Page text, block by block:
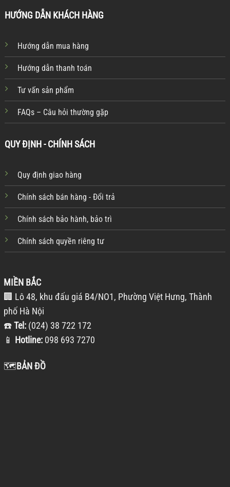
HƯỚNG DẪN KHÁCH HÀNG
Hướng dẫn mua hàng
Hướng dẫn thanh toán
Tư vấn sản phẩm
FAQs – Câu hỏi thường gặp
QUY ĐỊNH - CHÍNH SÁCH
Quy định giao hàng
Chính sách bán hàng - Đổi trả
Chính sách bảo hành, bảo trì
Chính sách quyền riêng tư
MIỀN BẮC
🏢 Lô 48, khu đấu giá B4/NO1, Phường Việt Hưng, Thành
phố Hà Nội
☎️Tel: (024) 38 722 172
📱 Hotline: 098 693 7270
🗺️BẢN ĐỒ